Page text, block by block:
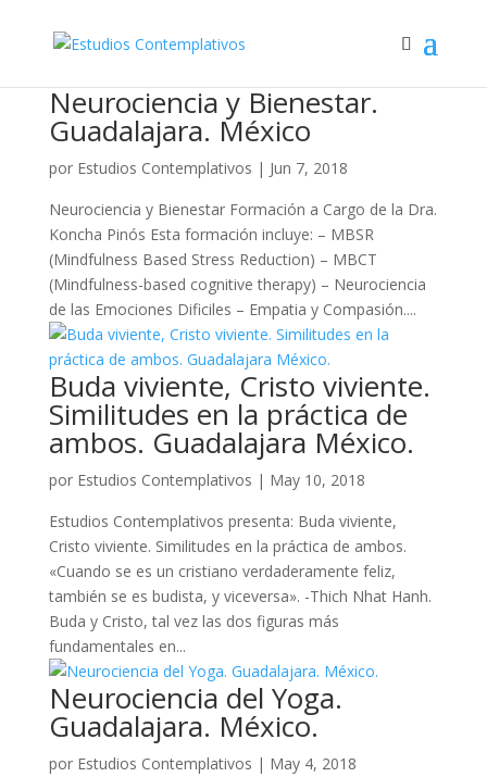
Neurociencia y Bienestar.
Guadalajara. México
por Estudios Contemplativos | Jun 7, 2018
Neurociencia y Bienestar Formación a Cargo de la Dra.
Koncha Pinós Esta formación incluye: – MBSR
(Mindfulness Based Stress Reduction) – MBCT
(Mindfulness-based cognitive therapy) – Neurociencia
de las Emociones Dificiles – Empatia y Compasión....
Buda viviente, Cristo viviente.
Similitudes en la práctica de
ambos. Guadalajara México.
por Estudios Contemplativos | May 10, 2018
Estudios Contemplativos presenta: Buda viviente,
Cristo viviente. Similitudes en la práctica de ambos.
«Cuando se es un cristiano verdaderamente feliz,
también se es budista, y viceversa». -Thich Nhat Hanh.
Buda y Cristo, tal vez las dos figuras más
fundamentales en...
Neurociencia del Yoga.
Guadalajara. México.
por Estudios Contemplativos | May 4, 2018